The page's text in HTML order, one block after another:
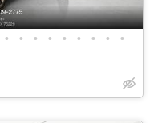
• • • • • • • • •